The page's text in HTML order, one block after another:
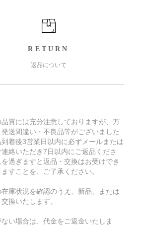
RETURN
返品について
品質には充分注意しておりますが、万
送間違い・不良品等がございました
到着後3営業日以内に必ずメールまたは
絡いただき7日以内にご返品くださ
過ぎますと返品・交換はお受けでき
すことを、ご了承ください。
在庫状況を確認のうえ、新品、または
換いたします。
ない場合は、代金をご返金いたしま